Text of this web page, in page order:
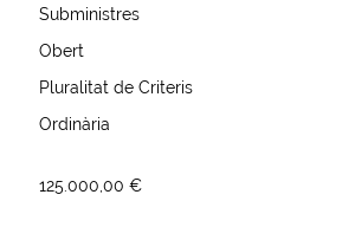
Subministres
Obert
Pluralitat de Criteris
Ordinària
125.000,00 €